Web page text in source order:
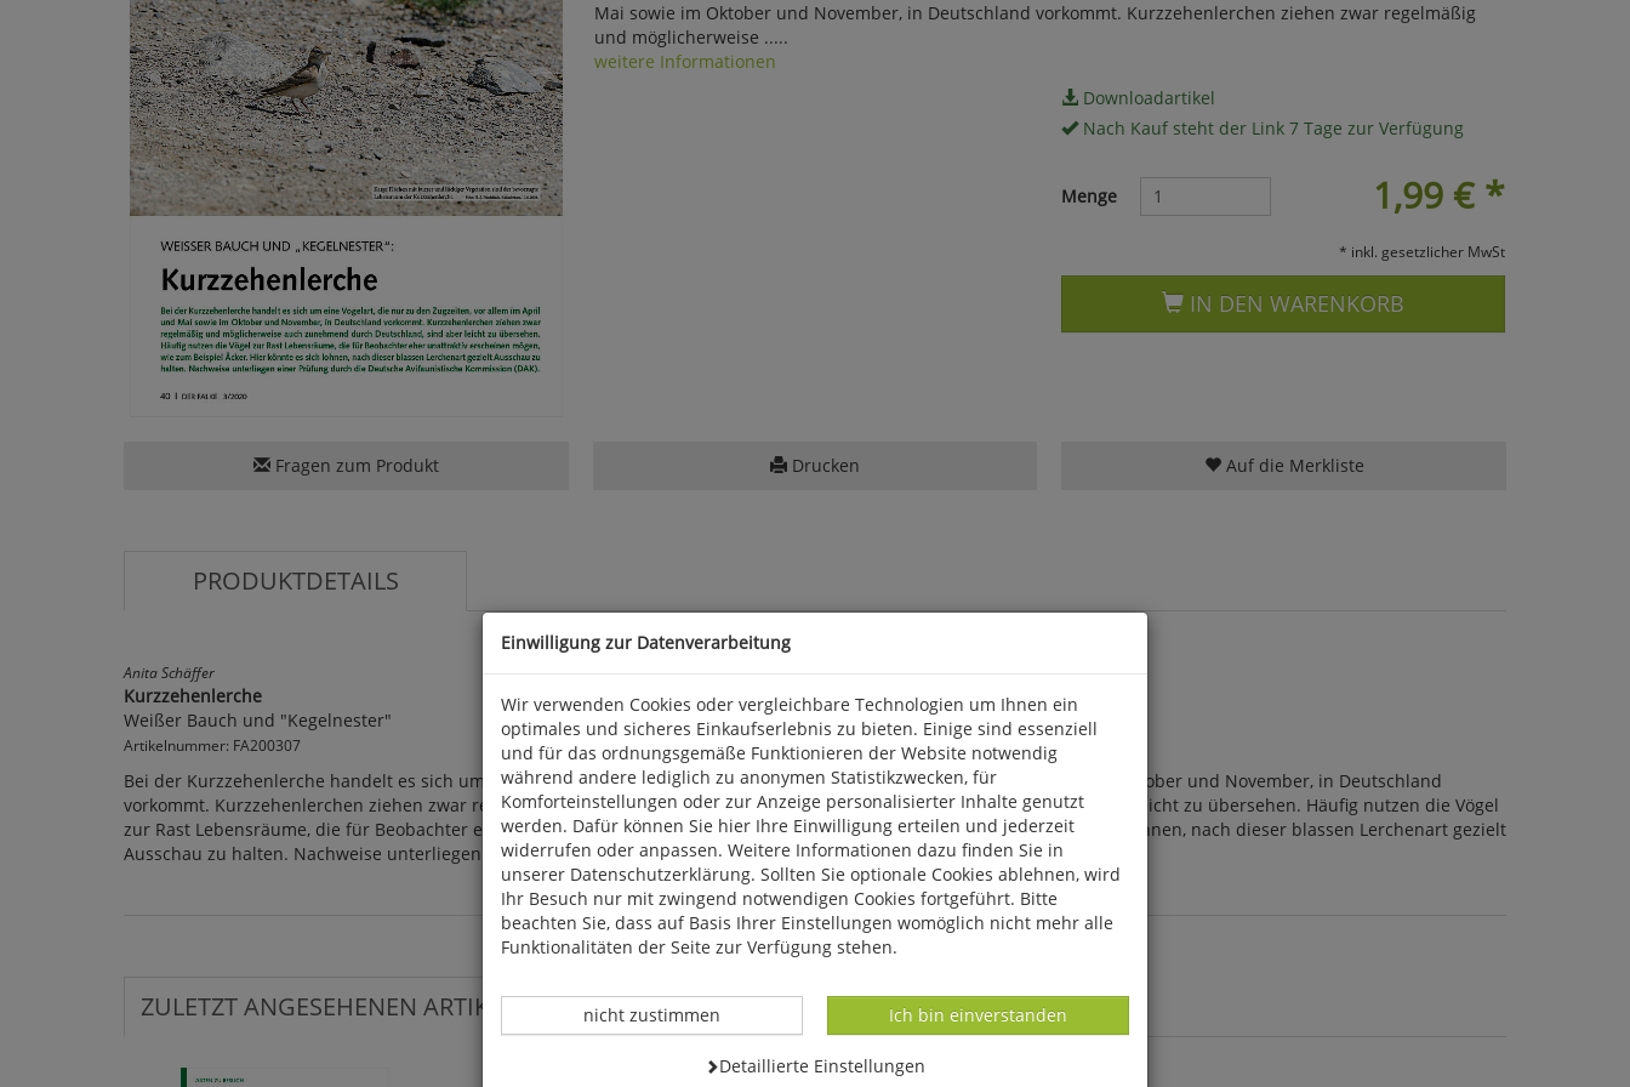
Mai sowie im Oktober und November, in Deutschland vorkommt. Kurzzehenlerchen ziehen zwar regelmäßig
und möglicherweise .....
weitere Informationen
Downloadartikel
Nach Kauf steht der Link 7 Tage zur Verfügung
1,99 €*
Menge
* inkl. gesetzlicher MwSt
IN DEN WARENKORB
Fragen zum Produkt Drucken Auf die Merkliste
PRODUKTDETAILS
Anita Schäffer
Kurzzehenlerche
Weißer Bauch und "Kegelnester"
Artikelnummer: FA200307
Bei der Kurzzehenlerche handelt es sich um eine Vogelart, die nur zu den Zugzeiten, vor allem im April und Mai sowie im Oktober und November, in Deutschland
vorkommt. Kurzzehenlerchen ziehen zwar regelmäßig und möglicherweise auch zunehmend durch Deutschland, sind aber leicht zu übersehen. Häufig nutzen die Vögel
zur Rast Lebensräume, die für Beobachter eher unattraktiv erscheinen mögen, wie zum Beispiel Äcker. Hier könnte es sich lohnen, nach dieser blassen Lerchenart gezielt
Ausschau zu halten. Nachweise unterliegen einer Prüfung durch die Deutsche Avifaunistische Kommission (DAK).
ZULETZT ANGESEHENEN ARTIKEL:
Einwilligung zur Datenverarbeitung
Wir verwenden Cookies oder vergleichbare Technologien um Ihnen ein
optimales und sicheres Einkaufserlebnis zu bieten. Einige sind essenziell
und für das ordnungsgemäße Funktionieren der Website notwendig
während andere lediglich zu anonymen Statistikzwecken, für
Komforteinstellungen oder zur Anzeige personalisierter Inhalte genutzt
werden. Dafür können Sie hier Ihre Einwilligung erteilen und jederzeit
widerrufen oder anpassen. Weitere Informationen dazu finden Sie in
unserer Datenschutzerklärung. Sollten Sie optionale Cookies ablehnen, wird
Ihr Besuch nur mit zwingend notwendigen Cookies fortgeführt. Bitte
beachten Sie, dass auf Basis Ihrer Einstellungen womöglich nicht mehr alle
Funktionalitäten der Seite zur Verfügung stehen.
Datenverarbeitung -
Ich bin einverstanden
Datenverarbeitung -
nicht zustimmen
Datenverarbeitung -
Detaillierte Einstellungen